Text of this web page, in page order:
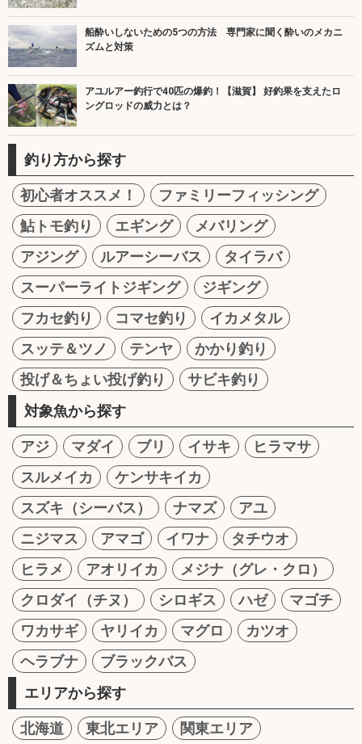
船酔いしないための5つの方法 専門家に聞く酔いのメカニ
ズムと対策
アユルアー釣行で40匹の爆釣！【滋賀】 好釣果を支えたロ
ングロッドの威力とは？
釣り方から探す
初心者オススメ！
ファミリーフィッシング
鮎トモ釣り
エギング
メバリング
アジング
ルアーシーバス
タイラバ
スーパーライトジギング
ジギング
フカセ釣り
コマセ釣り
イカメタル
スッテ＆ツノ
テンヤ
かかり釣り
投げ＆ちょい投げ釣り
サビキ釣り
対象魚から探す
アジ マダイ ブリ イサキ
ヒラマサ
スルメイカ
ケンサキイカ
スズキ（シーバス）
ナマズ
アユ
ニジマス
アマゴ イワナ
タチウオ
ヒラメ
アオリイカ
メジナ（グレ・クロ）
クロダイ（チヌ）
シロギス ハゼ
マゴチ
ワカサギ
ヤリイカ マグロ
カツオ
ヘラブナ
ブラックバス
エリアから探す
北海道 東北エリア
関東エリア